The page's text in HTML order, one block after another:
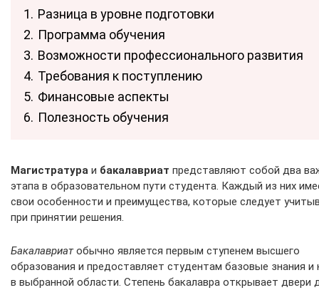
1. Разница в уровне подготовки
2. Программа обучения
3. Возможности профессионального развития
4. Требования к поступлению
5. Финансовые аспекты
6. Полезность обучения
Магистратура и бакалавриат представляют собой два
этапа в образовательном пути студента. Каждый из них
свои особенности и преимущества, которые следует
при принятии решения.
Бакалавриатобычно является первым ступенем высшего
образования и предоставляет студентам базовые знания и
в выбранной области. Степень бакалавра открывает двери